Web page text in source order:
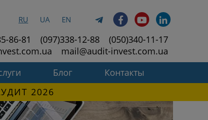
RU UA EN
86-81 (097)338-12-88
(050)340-11-17
mail@audit-invest.com.ua
Блог
Контакты
2026